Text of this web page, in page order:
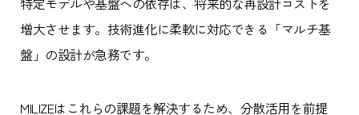
増大させます。技術進化に柔軟に対応できる「マルチ基
盤」の設計が急務です。
MILIZEはこれらの課題を解決するため、分散活用を前提